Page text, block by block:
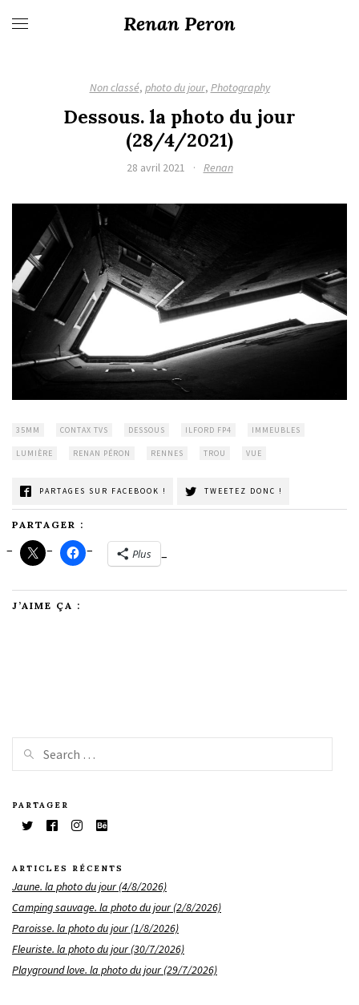
Renan Peron
Non classé, photo du jour, Photography
Dessous. la photo du jour
(28/4/2021)
28 avril 2021 · Renan
35MM CONTAX TVS DESSOUS ILFORD FP4 IMMEUBLES
LUMIÈRE RENAN PÉRON RENNES TROU VUE
PARTAGES SUR FACEBOOK ! TWEETEZ DONC !
PARTAGER :
Plus
J’AIME ÇA :
PARTAGER
ARTICLES RÉCENTS
Jaune. la photo du jour (4/8/2026)
Camping sauvage. la photo du jour (2/8/2026)
Paroisse. la photo du jour (1/8/2026)
Fleuriste. la photo du jour (30/7/2026)
Playground love. la photo du jour (29/7/2026)